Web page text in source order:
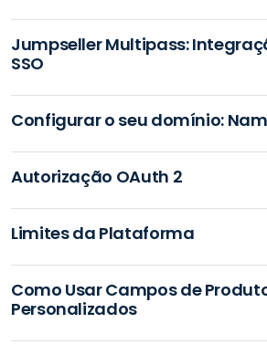
Jumpseller Multipass:
SSO
Configurar o seu domínio:
Autorização OAuth 2
Limites da Plataforma
Como Usar Campos de
Personalizados